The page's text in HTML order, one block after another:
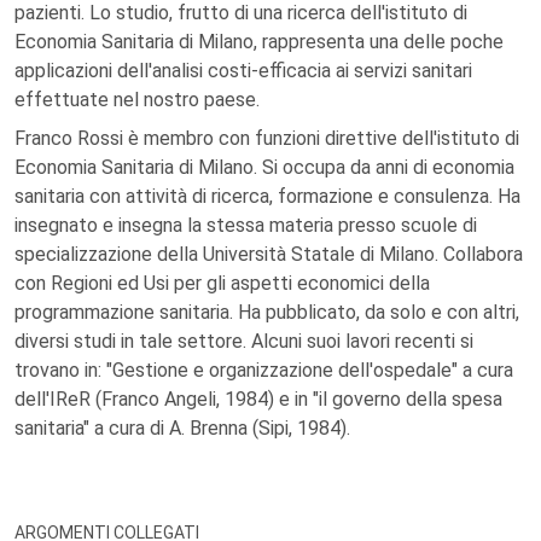
pazienti. Lo studio, frutto di una ricerca dell'istituto di
Economia Sanitaria di Milano, rappresenta una delle poche
applicazioni dell'analisi costi-efficacia ai servizi sanitari
effettuate nel nostro paese.
Franco Rossi è membro con funzioni direttive dell'istituto di
Economia Sanitaria di Milano. Si occupa da anni di economia
sanitaria con attività di ricerca, formazione e consulenza. Ha
insegnato e insegna la stessa materia presso scuole di
specializzazione della Università Statale di Milano. Collabora
con Regioni ed Usi per gli aspetti economici della
programmazione sanitaria. Ha pubblicato, da solo e con altri,
diversi studi in tale settore. Alcuni suoi lavori recenti si
trovano in: "Gestione e organizzazione dell'ospedale" a cura
dell'IReR (Franco Angeli, 1984) e in "il governo della spesa
sanitaria" a cura di A. Brenna (Sipi, 1984).
ARGOMENTI COLLEGATI